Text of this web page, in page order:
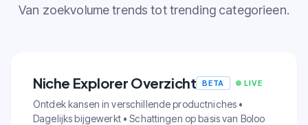
Van zoekvolume trends tot trending categorieen.
Niche Explorer Overzicht BETA LIVE
Ontdek kansen in verschillende productniches •
Dagelijks bijgewerkt • Schattingen op basis van Boloo